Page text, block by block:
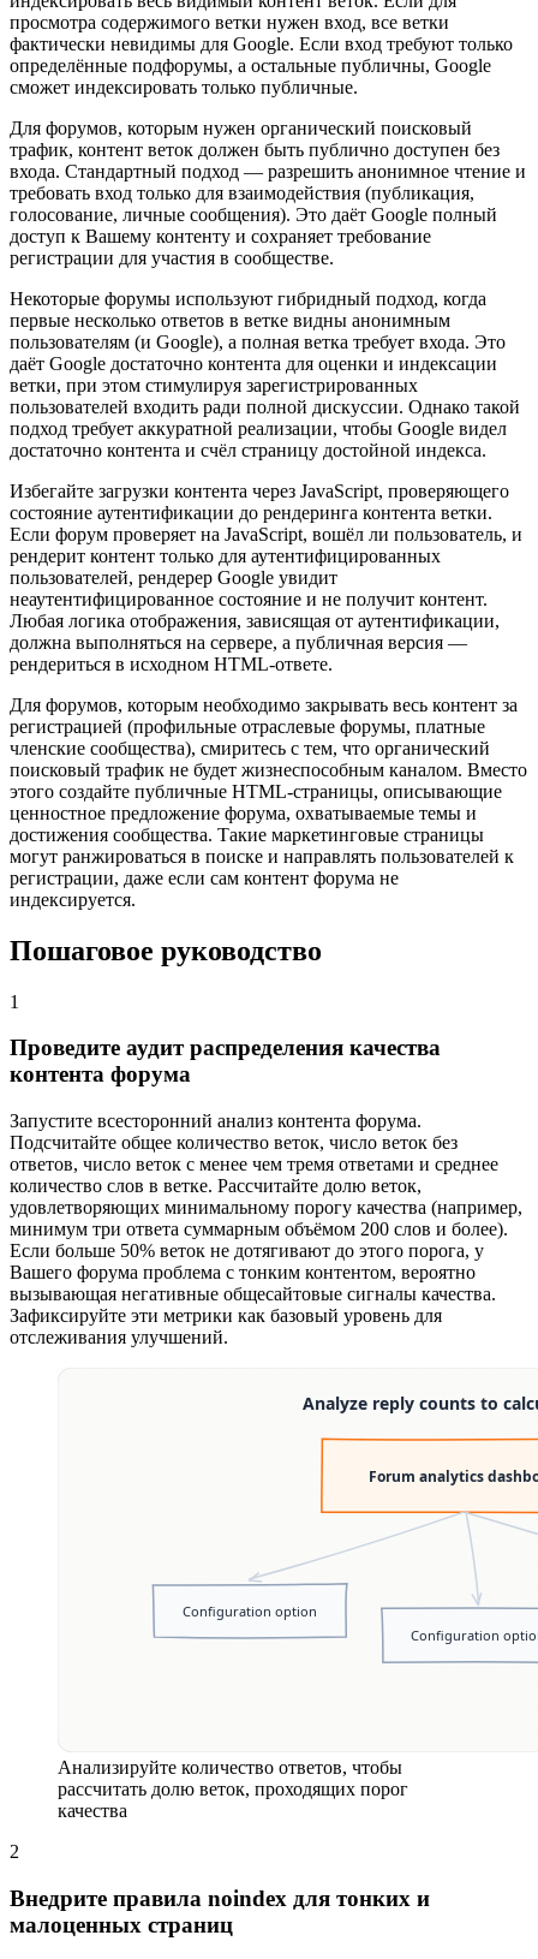
просмотра содержимого ветки нужен вход, все ветки
фактически невидимы для Google. Если вход требуют только
определённые подфорумы, а остальные публичны, Google
сможет индексировать только публичные.
Для форумов, которым нужен органический поисковый
трафик, контент веток должен быть публично доступен без
входа. Стандартный подход — разрешить анонимное чтение и
требовать вход только для взаимодействия (публикация,
голосование, личные сообщения). Это даёт Google полный
доступ к Вашему контенту и сохраняет требование
регистрации для участия в сообществе.
Некоторые форумы используют гибридный подход, когда
первые несколько ответов в ветке видны анонимным
пользователям (и Google), а полная ветка требует входа. Это
даёт Google достаточно контента для оценки и индексации
ветки, при этом стимулируя зарегистрированных
пользователей входить ради полной дискуссии. Однако такой
подход требует аккуратной реализации, чтобы Google видел
достаточно контента и счёл страницу достойной индекса.
Избегайте загрузки контента через JavaScript, проверяющего
состояние аутентификации до рендеринга контента ветки.
Если форум проверяет на JavaScript, вошёл ли пользователь, и
рендерит контент только для аутентифицированных
пользователей, рендерер Google увидит
неаутентифицированное состояние и не получит контент.
Любая логика отображения, зависящая от аутентификации,
должна выполняться на сервере, а публичная версия —
рендериться в исходном HTML-ответе.
Для форумов, которым необходимо закрывать весь контент за
регистрацией (профильные отраслевые форумы, платные
членские сообщества), смиритесь с тем, что органический
поисковый трафик не будет жизнеспособным каналом. Вместо
этого создайте публичные HTML-страницы, описывающие
ценностное предложение форума, охватываемые темы и
достижения сообщества. Такие маркетинговые страницы
могут ранжироваться в поиске и направлять пользователей к
регистрации, даже если сам контент форума не
индексируется.
Пошаговое руководство
1
Проведите аудит распределения качества
контента форума
Запустите всесторонний анализ контента форума.
Подсчитайте общее количество веток, число веток без
ответов, число веток с менее чем тремя ответами и среднее
количество слов в ветке. Рассчитайте долю веток,
удовлетворяющих минимальному порогу качества (например,
минимум три ответа суммарным объёмом 200 слов и более).
Если больше 50% веток не дотягивают до этого порога, у
Вашего форума проблема с тонким контентом, вероятно
вызывающая негативные общесайтовые сигналы качества.
Зафиксируйте эти метрики как базовый уровень для
отслеживания улучшений.
Анализируйте количество ответов, чтобы
рассчитать долю веток, проходящих порог
качества
2
Внедрите правила noindex для тонких и
малоценных страниц